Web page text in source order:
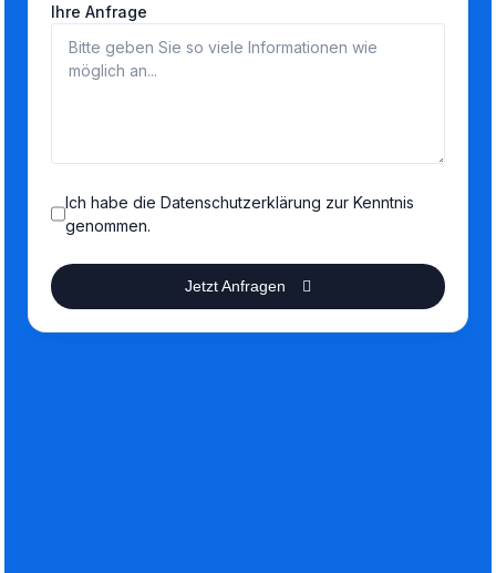
Ihre Anfrage
Ich habe die Datenschutzerklärung zur Kenntnis
genommen.
Jetzt Anfragen